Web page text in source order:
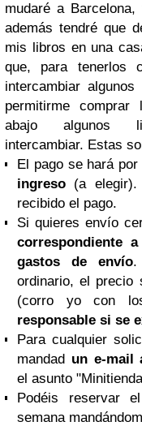
mudaré a
además tendré que
mis libros en una
que, para tenerlos
intercambiar
permitirme
abajo algunos
intercambiar. Estas
El pago se hará por
ingreso (a
recibido el pago.
Si quieres envío
correspondiente
gastos de envío.
ordinario, el precio
(corro yo con
responsable si se
Para cualquier
mandad un e-
el asunto
Podéis reservar
semana